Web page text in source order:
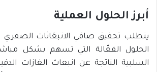
أبرز الحلول العملية
يتطلب تحقيق صافي الانبعَاثات الصفري
الحلول الفعّالة التي تسهم بشكل
السلبية الناتجة عن انبعاث الغازات